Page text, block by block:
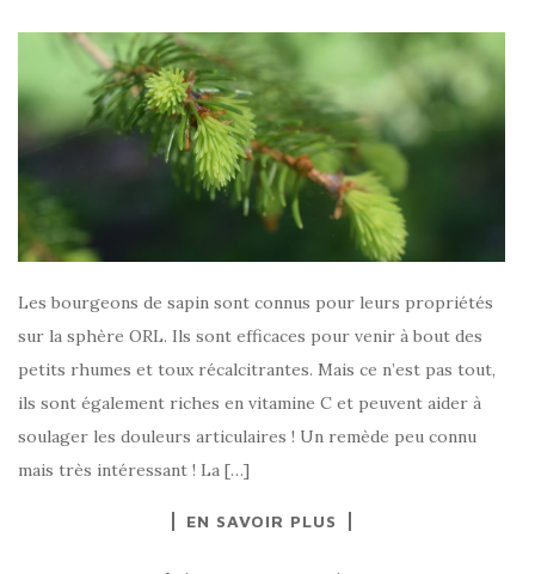
Les bourgeons de sapin sont connus pour leurs propriétés
sur la sphère ORL. Ils sont efficaces pour venir à bout des
petits rhumes et toux récalcitrantes. Mais ce n’est pas tout,
ils sont également riches en vitamine C et peuvent aider à
soulager les douleurs articulaires ! Un remède peu connu
mais très intéressant ! La […]
EN SAVOIR PLUS